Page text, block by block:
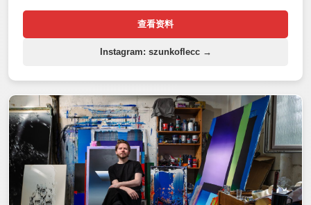
查看资料
Instagram: szunkoflecc →